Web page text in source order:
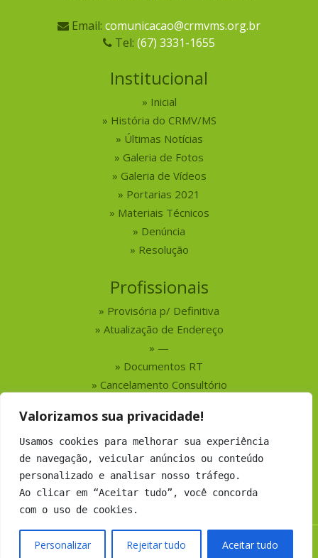
Valorizamos sua privacidade!
Usamos cookies para melhorar sua experiência
de navegação, veicular anúncios ou conteúdo
personalizado e analisar nosso tráfego.
Ao clicar em “Aceitar tudo”, você concorda
com o uso de cookies.
Personalizar Rejeitar tudo Aceitar tudo
Email: comunicacao@crmvms.org.br
Tel: (67) 3331-1655
Institucional
Inicial
História do CRMV/MS
Últimas Notícias
Galeria de Fotos
Galeria de Vídeos
Portarias 2021
Materiais Técnicos
Denúncia
Resolução
Profissionais
Provisória p/ Definitiva
Atualização de Endereço
—
Documentos RT
Cancelamento Consultório
Serviços
Busca por Profissionais
Busca por Empresas
Números do CRMV-MS
Copyright 2019 CRMV-MS - Todos os direitos Reservados.